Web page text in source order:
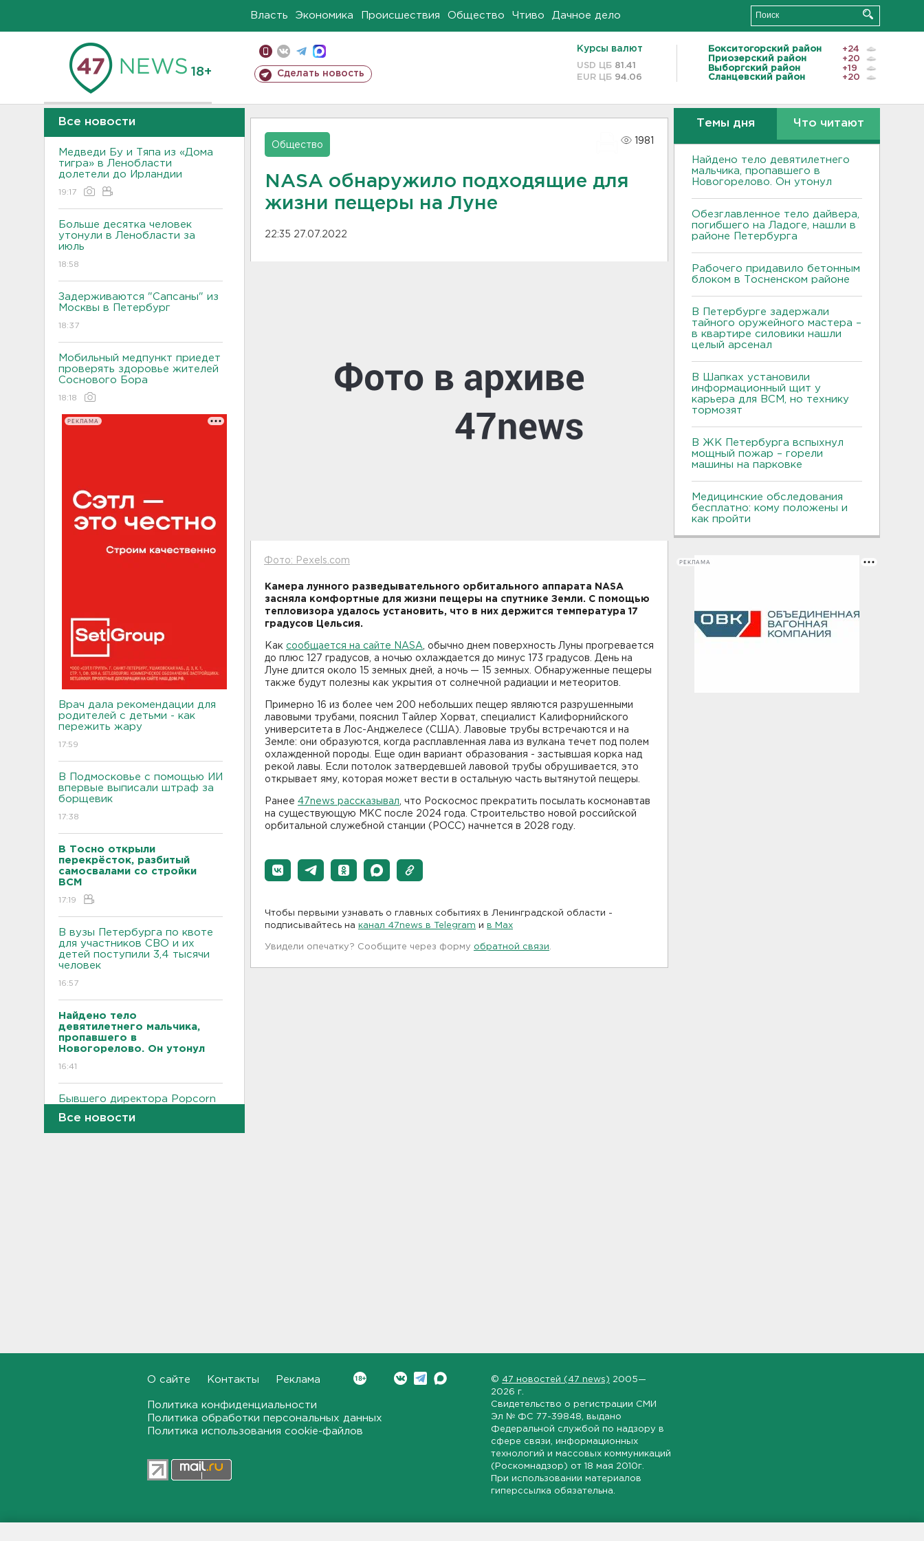
Власть Экономика Происшествия Общество Чтиво Дачное дело
18+ Сделать новость
Курсы валют
USD ЦБ 81.41
EUR ЦБ 94.06
Бокситогорский район
+24
Приозерский район
+20
Выборгский район
+19
Сланцевский район
+20
Все новости
Медведи Бу и Тяпа из «Дома
тигра» в Ленобласти
долетели до Ирландии
19:17
Больше десятка человек
утонули в Ленобласти за
июль
18:58
Задерживаются "Сапсаны" из
Москвы в Петербург
18:37
Мобильный медпункт приедет
проверять здоровье жителей
Соснового Бора
18:18
РЕКЛАМА
Врач дала рекомендации для
родителей с детьми - как
пережить жару
17:59
В Подмосковье с помощью ИИ
впервые выписали штраф за
борщевик
17:38
В Тосно открыли
перекрёсток, разбитый
самосвалами со стройки
ВСМ
17:19
В вузы Петербурга по квоте
для участников СВО и их
детей поступили 3,4 тысячи
человек
16:57
Найдено тело
девятилетнего мальчика,
пропавшего в
Новогорелово. Он утонул
16:41
Бывшего директора Popcorn
условно
Под Тосно блокировали
доступ самосвалов ещё на
одну стройплощадку ВСМ
Обезглавленное тело
дайвера, погибшего на
15:12
Все новости
Общество
1981
NASA обнаружило подходящие для
жизни пещеры на Луне
22:35 27.07.2022
Фото: Pexels.com
Камера лунного разведывательного орбитального аппарата NASA
засняла комфортные для жизни пещеры на спутнике Земли. С помощью
тепловизора удалось установить, что в них держится температура 17
градусов Цельсия.
Как сообщается на сайте NASA , обычно днем поверхность Луны прогревается
до плюс 127 градусов, а ночью охлаждается до минус 173 градусов. День на
Луне длится около 15 земных дней, а ночь — 15 земных. Обнаруженные пещеры
также будут полезны как укрытия от солнечной радиации и метеоритов.
Примерно 16 из более чем 200 небольших пещер являются разрушенными
лавовыми трубами, пояснил Тайлер Хорват, специалист Калифорнийского
университета в Лос-Анджелесе (США). Лавовые трубы встречаются и на
Земле: они образуются, когда расплавленная лава из вулкана течет под полем
охлажденной породы. Еще один вариант образования - застывшая корка над
рекой лавы. Если потолок затвердевшей лавовой трубы обрушивается, это
открывает яму, которая может вести в остальную часть вытянутой пещеры.
Ранее 47news рассказывал , что Роскосмос прекратить посылать космонавтав
на существующую МКС после 2024 года. Строительство новой российской
орбитальной служебной станции (РОСС) начнется в 2028 году.
Чтобы первыми узнавать о главных событиях в Ленинградской области -
подписывайтесь на канал 47news в Telegram и в Maх
Увидели опечатку? Сообщите через форму обратной связи
Темы дня Что читают
Найдено тело девятилетнего
мальчика, пропавшего в
Новогорелово. Он утонул
Обезглавленное тело дайвера,
погибшего на Ладоге, нашли в
районе Петербурга
Рабочего придавило бетонным
блоком в Тосненском районе
В Петербурге задержали
тайного оружейного мастера –
в квартире силовики нашли
целый арсенал
В Шапках установили
информационный щит у
карьера для ВСМ, но технику
тормозят
В ЖК Петербурга вспыхнул
мощный пожар – горели
машины на парковке
Медицинские обследования
бесплатно: кому положены и
как пройти
РЕКЛАМА
О сайте Контакты Реклама
Политика конфиденциальности
Политика обработки персональных данных
Политика использования cookie-файлов
© 47 новостей (47 news) 2005—
2026 г.
Свидетельство о регистрации СМИ
Эл № ФС 77-39848 , выдано
Федеральной службой по надзору в
сфере связи, информационных
технологий и массовых коммуникаций
(Роскомнадзор) от 18 мая 2010г.
При использовании материалов
гиперссылка обязательна.